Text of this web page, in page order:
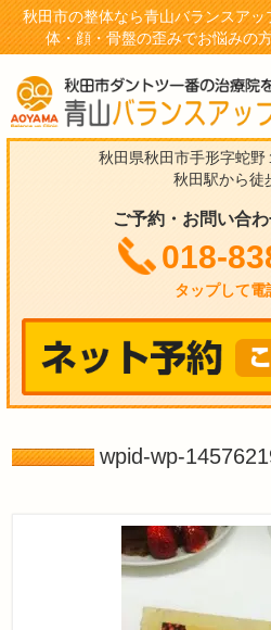
秋田市の整体なら青山バランスア
体・顔・骨盤の歪みでお悩みの
秋田県秋田市手形字蛇野
秋田駅から徒
ご予約・お問い合
018-
タップして電
wpid-wp-